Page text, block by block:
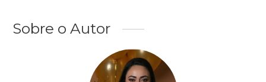
Sobre o Autor